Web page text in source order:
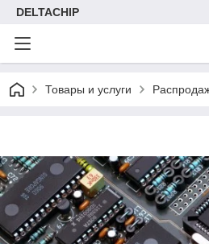
DELTACHIP
Товары и услуги